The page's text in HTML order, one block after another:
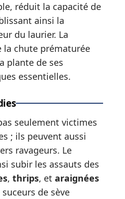
réduit la capacité de
ainsi la
du laurier. La
la chute prématurée
plante de ses
essentielles.
seulement victimes
; ils peuvent aussi
ravageurs. Le
subir les assauts des
, thrips, et araignées
de sève